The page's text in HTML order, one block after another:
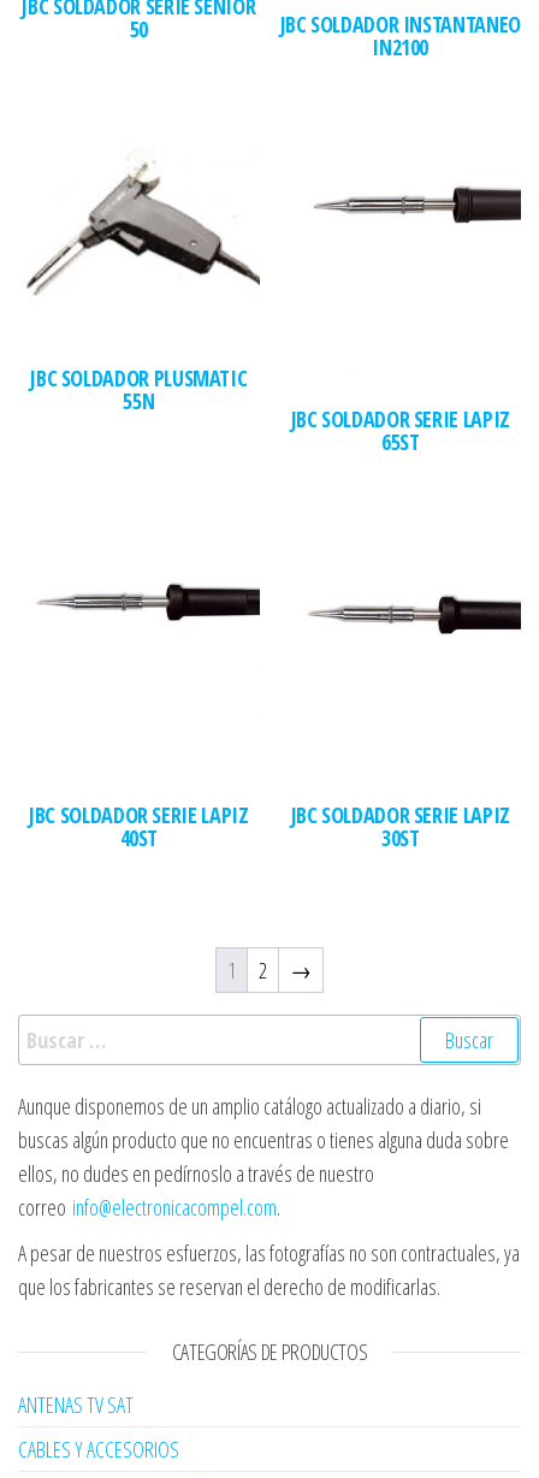
JBC SOLDADOR SERIE SENIOR
50 JBC SOLDADOR INSTANTANEO
IN2100
JBC SOLDADOR PLUSMATIC
55N
JBC SOLDADOR SERIE LAPIZ
65ST
JBC SOLDADOR SERIE LAPIZ
40ST
JBC SOLDADOR SERIE LAPIZ
30ST
1 2 →
Buscar:
Aunque disponemos de un amplio catálogo actualizado a diario, si
buscas algún producto que no encuentras o tienes alguna duda sobre
ellos, no dudes en pedírnoslo a través de nuestro
correo info@electronicacompel.com.
A pesar de nuestros esfuerzos, las fotografías no son contractuales, ya
que los fabricantes se reservan el derecho de modificarlas.
CATEGORÍAS DE PRODUCTOS
ANTENAS TV SAT
CABLES Y ACCESORIOS